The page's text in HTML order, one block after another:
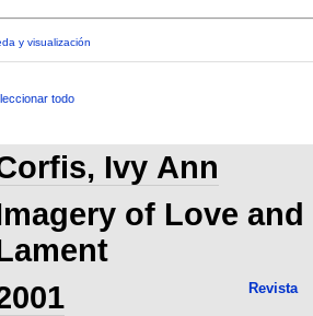
y visualización
todo
Ivy Ann
of Love
Revista